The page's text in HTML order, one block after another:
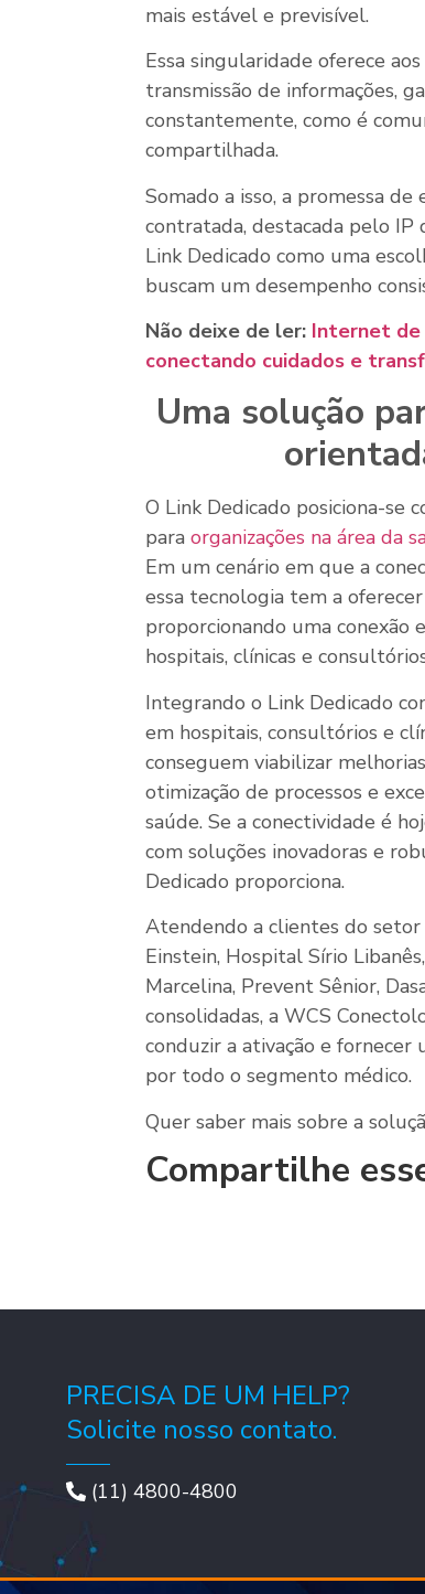
mais estável e previsível.
Essa singularidade oferece
transmissão de informações,
constantemente, como é
compartilhada.
Somado a isso, a promessa
contratada, destacada pelo IP
Link Dedicado como uma
buscam um desempenho
Não deixe de ler: Internet de
conectando cuidados e
Uma solução
O Link Dedicado posiciona-se
para organizações na área da
Em um cenário em que a
essa tecnologia tem a
proporcionando uma conexão
hospitais, clínicas e
Integrando o Link Dedicado
em hospitais, consultórios e
conseguem viabilizar
otimização de processos e
saúde. Se a conectividade é
com soluções inovadoras e
Dedicado proporciona.
Atendendo a clientes do
Einstein, Hospital Sírio
Marcelina, Prevent Sênior,
consolidadas, a WCS
conduzir a ativação e fornecer
por todo o segmento médico.
Quer saber mais sobre a
Compartilhe
PRECISA DE UM HELP?
Solicite nosso contato.
(11) 4800-4800